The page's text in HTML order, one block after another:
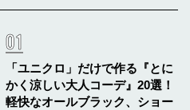
「ユニクロ」だけで作る『とに
かく涼しい大人コーデ』20選！
軽快なオールブラック、ショー